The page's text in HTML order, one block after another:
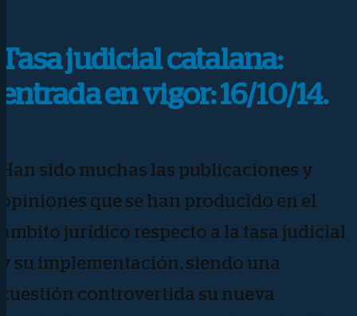
Tasa judicial catalana:
entrada en vigor: 16/10/14.
Han sido muchas las publicaciones y
opiniones que se han producido en el
ámbito jurídico respecto a la tasa judicial
y su implementación, siendo una
cuestión controvertida su nueva